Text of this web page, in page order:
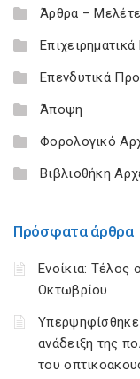
Άρθρα –
Επενδυτικά
Άποψη
Φορολογικό
Βιβλιοθήκη
Πρόσφατα άρθρα
Ενοίκια: Τέλος
Οκτωβρίου
Υπερψηφίσθηκε
ανάδειξη της
του